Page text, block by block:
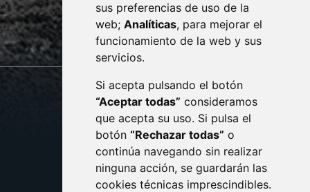
sus preferencias de uso de la
web; Analíticas, para mejorar el
funcionamiento de la web y sus
servicios.
Si acepta pulsando el botón
“Aceptar todas” consideramos
que acepta su uso. Si pulsa el
botón “Rechazar todas” o
continúa navegando sin realizar
ninguna acción, se guardarán las
cookies técnicas imprescindibles.
sac@monzon.es
monzon.es
CONTACTO
AVISO LEGAL
PROTECCIÓN DE DATOS
POLÍTICA DE COOKIES
ACCESIBILIDAD
ENLACE EXTERNO AL